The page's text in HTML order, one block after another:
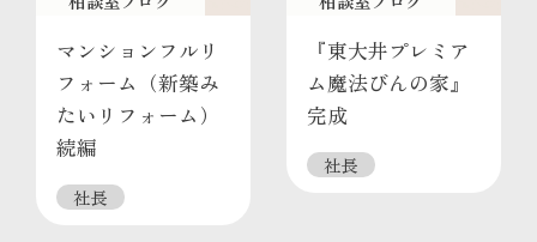
マンションフルリ
フォーム（新築み
たいリフォーム）
続編
社長
『東大井プレミア
ム魔法びんの家』
完成
社長